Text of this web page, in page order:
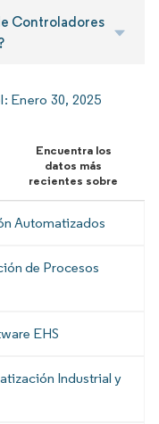
Controladores
Enero 30, 2025
Encuentra los
datos más
recientes sobre
Automatizados
de Procesos
EHS
Industrial y